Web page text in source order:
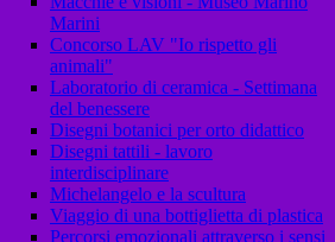
Marini
Concorso LAV "Io rispetto gli
animali"
Laboratorio di ceramica - Settimana
del benessere
Disegni botanici per orto didattico
Disegni tattili - lavoro
interdisciplinare
Michelangelo e la scultura
Viaggio di una bottiglietta di plastica
Percorsi emozionali attraverso i sensi